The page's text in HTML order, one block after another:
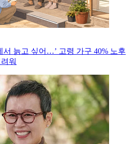
서 늙고 싶어…’ 고령 가구 40% 노후
워